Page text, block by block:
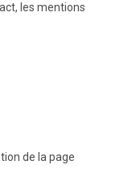
les mentions
de la page